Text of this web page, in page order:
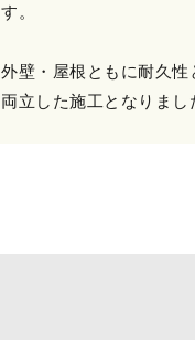
す。
外壁・屋根ともに耐久
両立した施工となりまし